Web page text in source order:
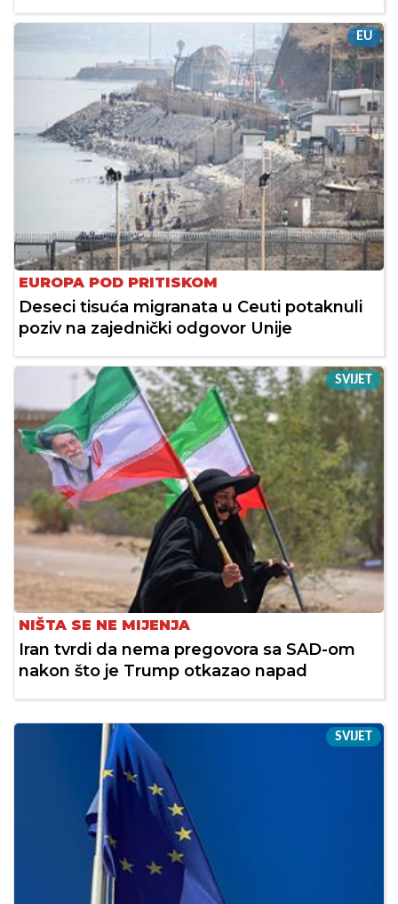
EU
EUROPA POD PRITISKOM
Deseci tisuća migranata u Ceuti potaknuli
poziv na zajednički odgovor Unije
SVIJET
NIŠTA SE NE MIJENJA
Iran tvrdi da nema pregovora sa SAD-om
nakon što je Trump otkazao napad
SVIJET